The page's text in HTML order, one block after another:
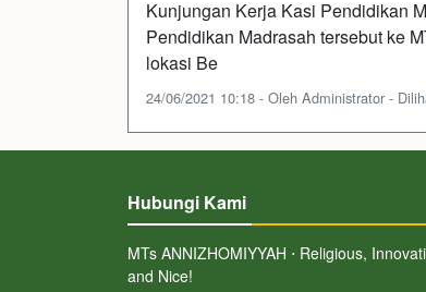
Kunjungan Kerja Kasi Pendidikan
Pendidikan Madrasah tersebut ke
lokasi Be
24/06/2021 10:18 - Oleh Administrator -
Hubungi Kami
MTs ANNIZHOMIYYAH ⋅ Religious,
and Nice!